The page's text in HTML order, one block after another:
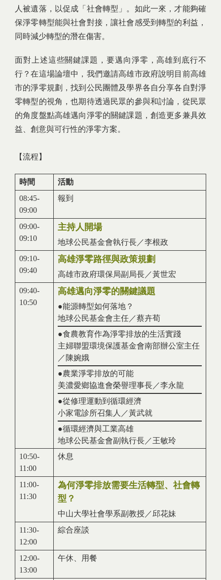
人被遺落，以促成「社會轉型」。如此一來，才能夠確
保淨零轉型能與社會對接，讓社會感受到轉型的利益，
同時減少轉型的潛在傷害。
面對上述這些關鍵課題，要邁向淨零，高雄到底行不
行？在這場論壇中，我們邀請高雄市政府說明目前高雄
市的淨零規劃，找到公民團體及學界各自分享各自對淨
零轉型的視角，也期待透過民眾的參與和討論，從民眾
的角度盤點高雄邁向淨零的關鍵課題，創造更多兼具效
益、創意與可行性的淨零方案。
【流程】
時間
活動
08:45-
09:00
報到
09:00-
09:10
主持人開場
地球公民基金會執行長／李根政
09:10-
09:40
高雄淨零路徑與政策規劃
高雄市政府環保局副局長／黃世宏
09:40-
10:50
高雄邁向淨零的關鍵議題
●能源轉型如何落地？
地球公民基金會主任／蔡卉荀
●食農教育作為淨零排放的生活實踐
主婦聯盟環境保護基金會南部辦公室主任
／陳婉娥
●農業淨零排放的可能
美濃愛鄉協進會榮譽理事長／李永龍
●從修理運動到循環經濟
小家電診所召集人／黃武就
●循環經濟與工業高雄
地球公民基金會副執行長／王敏玲
10:50-
11:00
休息
11:00-
11:30
為何淨零排放需要生活轉型、社會轉
型？
中山大學社會學系副教授／邱花妹
11:30-
12:00
綜合座談
12:00-
13:00
午休、用餐